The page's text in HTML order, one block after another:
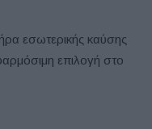
εσωτερικής καύσης
επιλογή στο